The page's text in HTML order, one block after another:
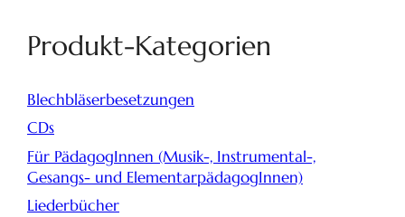
Produkt-Kategorien
Blechbläserbesetzungen
CDs
Für PädagogInnen (Musik-, Instrumental-,
Gesangs- und ElementarpädagogInnen)
Liederbücher